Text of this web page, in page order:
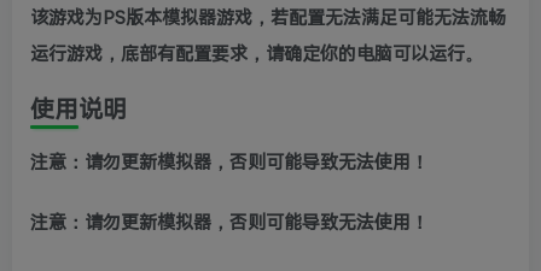
该游戏为PS版本模拟器游戏，若配置无法满足可能无法流畅
运行游戏，底部有配置要求，请确定你的电脑可以运行。
使用说明
注意：请勿更新模拟器，否则可能导致无法使用！
注意：请勿更新模拟器，否则可能导致无法使用！